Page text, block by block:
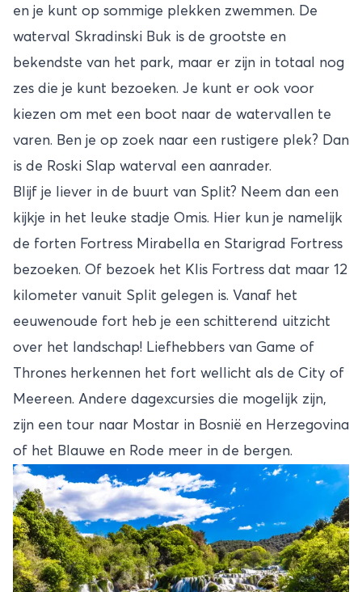
en je kunt op sommige plekken zwemmen. De
waterval Skradinski Buk is de grootste en
bekendste van het park, maar er zijn in totaal nog
zes die je kunt bezoeken. Je kunt er ook voor
kiezen om met een boot naar de watervallen te
varen. Ben je op zoek naar een rustigere plek? Dan
is de Roski Slap waterval een aanrader.
Blijf je liever in de buurt van Split? Neem dan een
kijkje in het leuke stadje Omis. Hier kun je namelijk
de forten Fortress Mirabella en Starigrad Fortress
bezoeken. Of bezoek het Klis Fortress dat maar 12
kilometer vanuit Split gelegen is. Vanaf het
eeuwenoude fort heb je een schitterend uitzicht
over het landschap! Liefhebbers van Game of
Thrones herkennen het fort wellicht als de City of
Meereen. Andere dagexcursies die mogelijk zijn,
zijn een tour naar Mostar in Bosnië en Herzegovina
of het Blauwe en Rode meer in de bergen.